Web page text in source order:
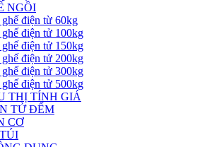
NGỒI
ghế điện từ 60kg
ghế điện tử 100kg
ghế điện tử 150kg
ghế điện tử 200kg
ghế điện tử 300kg
ghế điện tử 500kg
THỊ TÍNH GIÁ
TỬ ĐẾM
CƠ